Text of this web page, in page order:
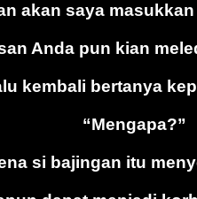
akan saya
Anda pun kian
kembali bertanya
“Mengapa?”
si bajingan itu